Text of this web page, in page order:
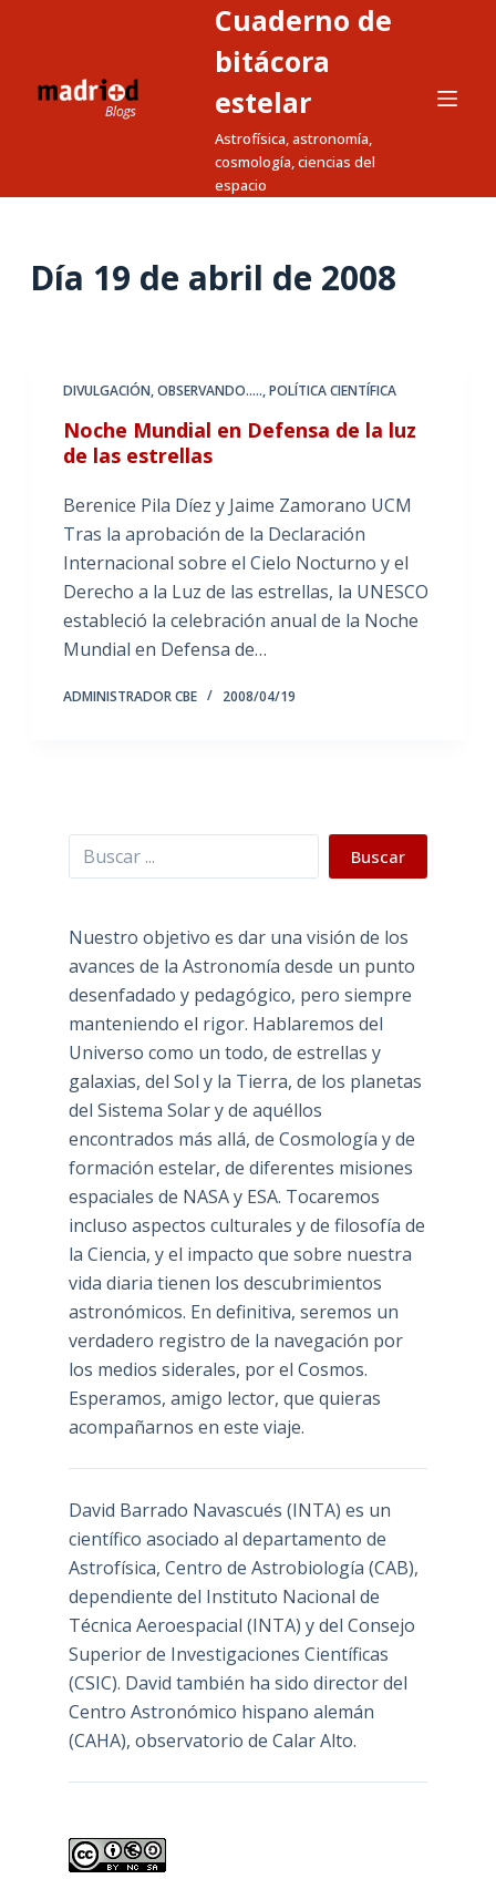
a
Cuaderno de
bitácora
estelar
Astrofísica, astronomía,
cosmología, ciencias del
espacio
Día 19 de abril de 2008
DIVULGACIÓN,OBSERVANDO.....,POLÍTICA CIENTÍFICA
Noche Mundial en Defensa de la luz
de las estrellas
Berenice Pila Díez y Jaime Zamorano UCM
Tras la aprobación de la Declaración
Internacional sobre el Cielo Nocturno y el
Derecho a la Luz de las estrellas, la UNESCO
estableció la celebración anual de la Noche
Mundial en Defensa de…
ADMINISTRADOR CBE 2008/04/19
Buscar Buscar
Nuestro objetivo es dar una visión de los
avances de la Astronomía desde un punto
desenfadado y pedagógico, pero siempre
manteniendo el rigor. Hablaremos del
Universo como un todo, de estrellas y
galaxias, del Sol y la Tierra, de los planetas
del Sistema Solar y de aquéllos
encontrados más allá, de Cosmología y de
formación estelar, de diferentes misiones
espaciales de NASA y ESA. Tocaremos
incluso aspectos culturales y de filosofía de
la Ciencia, y el impacto que sobre nuestra
vida diaria tienen los descubrimientos
astronómicos. En definitiva, seremos un
verdadero registro de la navegación por
los medios siderales, por el Cosmos.
Esperamos, amigo lector, que quieras
acompañarnos en este viaje.
David Barrado Navascués (INTA) es un
científico asociado al departamento de
Astrofísica, Centro de Astrobiología (CAB),
dependiente del Instituto Nacional de
Técnica Aeroespacial (INTA) y del Consejo
Superior de Investigaciones Científicas
(CSIC). David también ha sido director del
Centro Astronómico hispano alemán
(CAHA), observatorio de Calar Alto.